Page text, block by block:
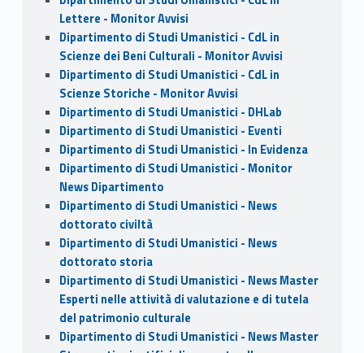
Lettere - Monitor Avvisi
Dipartimento di Studi Umanistici - CdL in
Scienze dei Beni Culturali - Monitor Avvisi
Dipartimento di Studi Umanistici - CdL in
Scienze Storiche - Monitor Avvisi
Dipartimento di Studi Umanistici - DHLab
Dipartimento di Studi Umanistici - Eventi
Dipartimento di Studi Umanistici - In Evidenza
Dipartimento di Studi Umanistici - Monitor
News Dipartimento
Dipartimento di Studi Umanistici - News
dottorato civiltà
Dipartimento di Studi Umanistici - News
dottorato storia
Dipartimento di Studi Umanistici - News Master
Esperti nelle attività di valutazione e di tutela
del patrimonio culturale
Dipartimento di Studi Umanistici - News Master